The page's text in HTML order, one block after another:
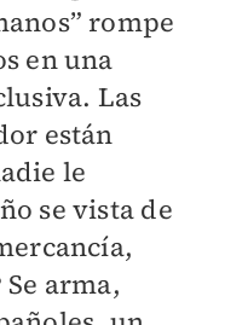
rompe
en una
Las
están
le
se vista de
Se arma,